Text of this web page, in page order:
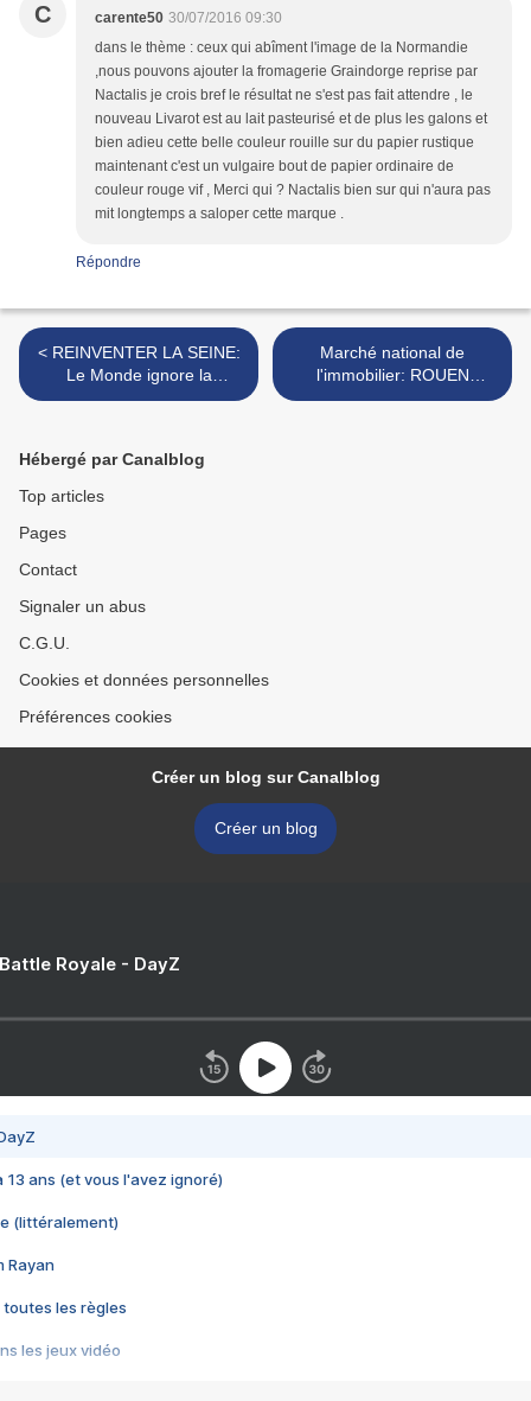
C carente50 30/07/2016 09:30
dans le thème : ceux qui abîment l'image de la Normandie
,nous pouvons ajouter la fromagerie Graindorge reprise par
Nactalis je crois bref le résultat ne s'est pas fait attendre , le
nouveau Livarot est au lait pasteurisé et de plus les galons et
bien adieu cette belle couleur rouille sur du papier rustique
maintenant c'est un vulgaire bout de papier ordinaire de
couleur rouge vif , Merci qui ? Nactalis bien sur qui n'aura pas
mit longtemps a saloper cette marque .
Répondre
< REINVENTER LA SEINE:
Le Monde ignore la
Normandie... donc la Seine!
Marché national de
l'immobilier: ROUEN
DISPARUE DES RADARS...
Hébergé par Canalblog
Top articles
Pages
Contact
Signaler un abus
C.G.U.
Cookies et données personnelles
Préférences cookies
Créer un blog sur Canalblog
Créer un blog
Royale - DayZ
13 ans (et vous l'avez ignoré)
(littéralement)
Rayan
toutes les règles
les jeux vidéo